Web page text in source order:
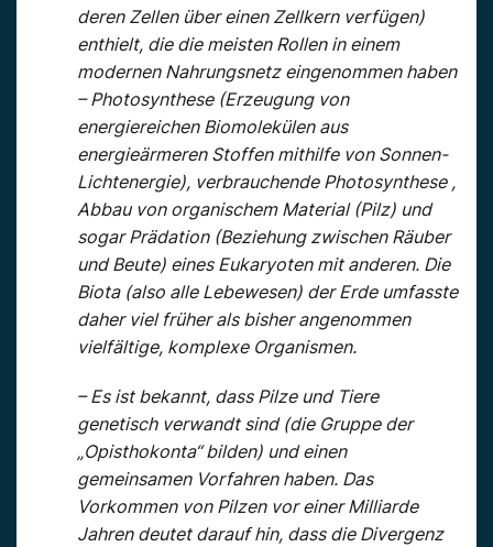
deren Zellen über einen Zellkern verfügen)
enthielt, die die meisten Rollen in einem
modernen Nahrungsnetz eingenommen haben
– Photosynthese (Erzeugung von
energiereichen Biomolekülen aus
energieärmeren Stoffen mithilfe von Sonnen-
Lichtenergie), verbrauchende Photosynthese ,
Abbau von organischem Material (Pilz) und
sogar Prädation (Beziehung zwischen Räuber
und Beute) eines Eukaryoten mit anderen. Die
Biota (also alle Lebewesen) der Erde umfasste
daher viel früher als bisher angenommen
vielfältige, komplexe Organismen.
– Es ist bekannt, dass Pilze und Tiere
genetisch verwandt sind (die Gruppe der
„Opisthokonta“ bilden) und einen
gemeinsamen Vorfahren haben. Das
Vorkommen von Pilzen vor einer Milliarde
Jahren deutet darauf hin, dass die Divergenz